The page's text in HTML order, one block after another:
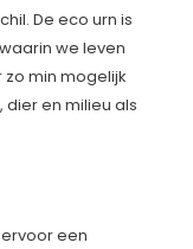
De eco urn is
we leven
min mogelijk
en milieu als
een